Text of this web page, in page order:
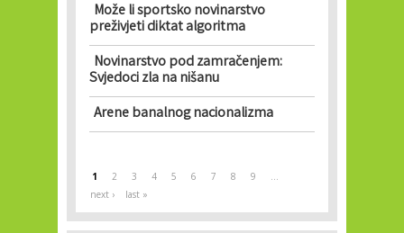
Može li sportsko novinarstvo
preživjeti diktat algoritma
Novinarstvo pod zamračenjem:
Svjedoci zla na nišanu
Arene banalnog nacionalizma
Pages
1 2 3 4 5 6 7 8 9
…
next ›
last »